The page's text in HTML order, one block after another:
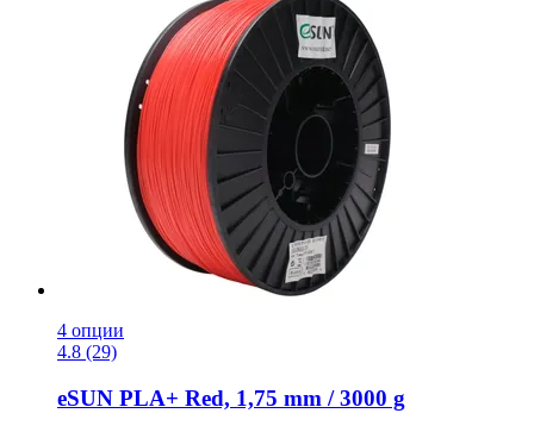
4 опции
4.8 (29)
eSUN PLA+ Red, 1,75 mm / 3000 g